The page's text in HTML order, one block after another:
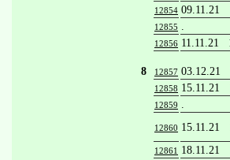
12854 09.11.21
12855 .
12856 11.11.21
8 12857 03.12.21
12858 15.11.21
12859 .
12860 15.11.21
12861 18.11.21